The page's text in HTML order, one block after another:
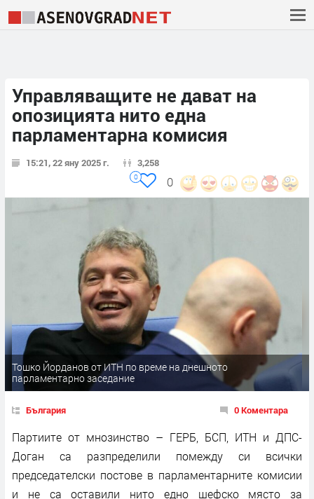
Управляващите не дават на
опозицията нито една
парламентарна комисия
15:21, 22 яну 2025 г. 3,258
0
0
Тошко Йорданов от ИТН по време на днешното
парламентарно заседание
България 0 Коментара
Партиите от мнозинство – ГЕРБ, БСП, ИТН и ДПС-
Доган са разпределили помежду си всички
председателски постове в парламентарните комисии
и не са оставили нито едно шефско място за